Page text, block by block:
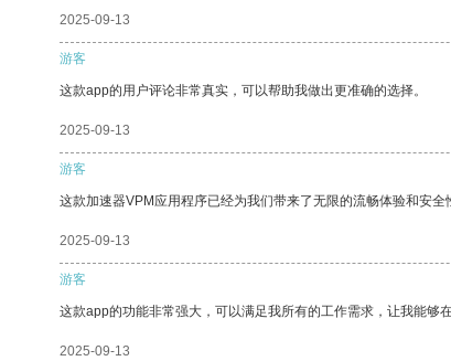
2025-09-13
游客
这款app的用户评论非常真实，可以帮助我做出更准确的选择。
2025-09-13
游客
这款加速器VPM应用程序已经为我们带来了无限的流畅体验和安全
2025-09-13
游客
这款app的功能非常强大，可以满足我所有的工作需求，让我能够
2025-09-13